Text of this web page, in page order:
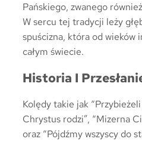
Pańskiego, zwanego
W sercu tej tradycji leży
spuścizna, która od wieków
całym świecie.
Historia I
Kolędy takie jak
Chrystus rodzi”, “Mizerna
oraz “Pójdźmy wszyscy do